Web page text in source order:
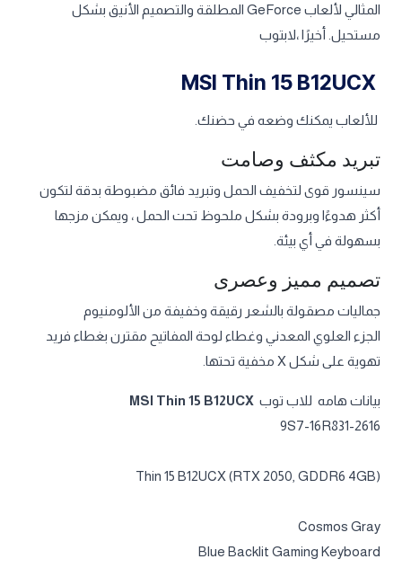
المثالي لألعاب GeForce المطلقة والتصميم الأنيق بشكل
مستحيل. أخيرًا ،لابتوب
للألعاب يمكنك وضعه في حضنك.
تبريد مكثف وصامت
سينسور قوى لتخفيف الحمل وتبريد فائق مضبوطة بدقة لتكون
أكثر هدوءًا وبرودة بشكل ملحوظ تحت الحمل ، ويمكن مزجها
بسهولة في أي بيئة.
تصميم مميز وعصرى
جماليات مصقولة بالشعر رقيقة وخفيفة من الألومنيوم
الجزء العلوي المعدني وغطاء لوحة المفاتيح مقترن بغطاء فريد
تهوية على شكل X مخفية تحتها.
بيانات هامه للاب توب MSI Thin 15 B12UCX
9S7-16R831-2616
Thin 15 B12UCX (RTX 2050, GDDR6 4GB)
Cosmos Gray
Blue Backlit Gaming Keyboard